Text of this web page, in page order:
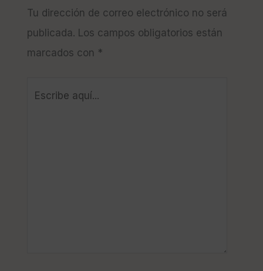
Tu dirección de correo electrónico no será
publicada. Los campos obligatorios están
marcados con *